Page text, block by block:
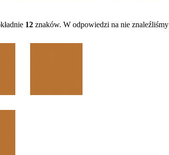
12 znaków. W odpowiedzi na nie znaleźliśmy